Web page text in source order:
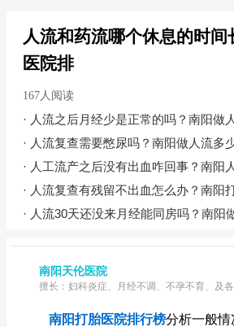
人流和药流哪个休息的时
医院排
167人阅读
· 人流之后月经少是正常的吗？南阳做人
· 人流复查需要憋尿吗？南阳做人流多
· 人工流产之后没有出血咋回事？南阳人
· 人流复查有残留不出血怎么办？南阳
· 人流30天还没来月经能同房吗？南阳
南阳天伦医院
擅长：妇科炎症、月经不调、不孕不育、及
南阳打胎医院排行榜分析一般